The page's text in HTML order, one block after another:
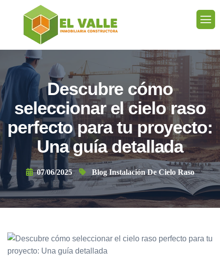
Descubre cómo
seleccionar el cielo raso
perfecto para tu proyecto:
Una guía detallada
07/06/2025 Blog Instalación De Cielo Raso